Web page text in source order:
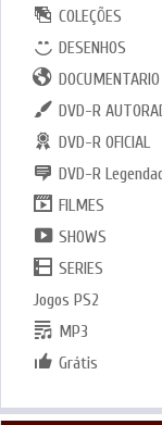
COLEÇÕES
DESENHOS
DOCUMENTARIO
DVD-R
DVD-R OFICIAL
DVD-R
FILMES
SHOWS
SERIES
Jogos PS2
MP3
Grátis